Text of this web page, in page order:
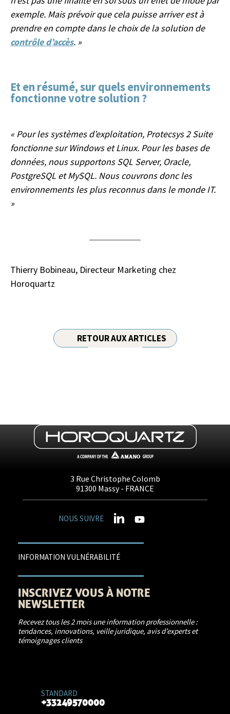
exemple. Mais prévoir que cela puisse arriver est à
prendre en compte dans le choix de la solution de
contrôle d’accès. »
Et en résumé, sur quels environnements
fonctionne votre solution ?
« Pour les systèmes d’exploitation, Protecsys 2 Suite
fonctionne sur Windows et Linux. Pour les bases de
données, nous supportons SQL Server, Oracle,
PostgreSQL et MySQL. Nous couvrons donc les
environnements les plus reconnus dans le monde IT.
»
Thierry Bobineau, Directeur Marketing chez
Horoquartz
RETOUR AUX ARTICLES
3 Rue Christophe Colomb
91300 Massy- FRANCE
NOUS SUIVRE
INFORMATION VULNÉRABILITÉ
INSCRIVEZ VOUS À NOTRE
NEWSLETTER
Recevez tous les 2 mois une information professionnelle :
tendances, innovations, veille juridique, avis d’experts et
témoignages clients
STANDARD
+33249570000